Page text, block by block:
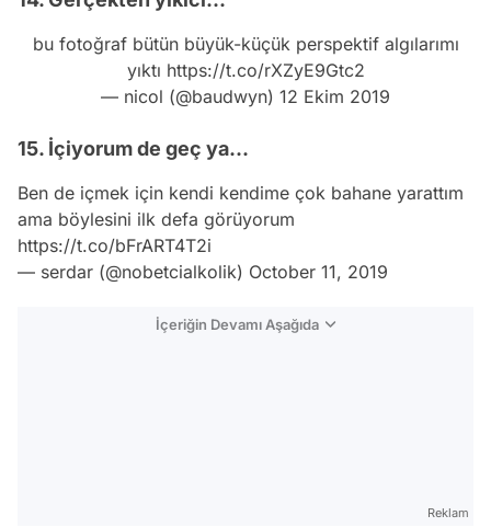
bu fotoğraf bütün büyük-küçük perspektif algılarımı
yıktı https://t.co/rXZyE9Gtc2
— nicol (@baudwyn) 12 Ekim 2019
15. İçiyorum de geç ya...
Ben de içmek için kendi kendime çok bahane yarattım
ama böylesini ilk defa görüyorum
https://t.co/bFrART4T2i
— serdar (@nobetcialkolik) October 11, 2019
İçeriğin Devamı Aşağıda
Reklam